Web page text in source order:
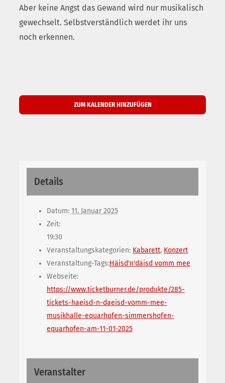
Aber keine Angst das Gewand wird nur musikalisch
gewechselt. Selbstverständlich werdet ihr uns
noch erkennen.
ZUM KALENDER HINZUFÜGEN
Details
Datum: 11. Januar 2025
Zeit:
19:30
Veranstaltungskategorien: Kabarett, Konzert
Veranstaltung-Tags:Häisd'n'däisd vomm mee
Webseite:
https://www.ticketburner.de/produkte/285-
tickets-haeisd-n-daeisd-vomm-mee-
musikhalle-equarhofen-simmershofen-
equarhofen-am-11-01-2025
Veranstalter